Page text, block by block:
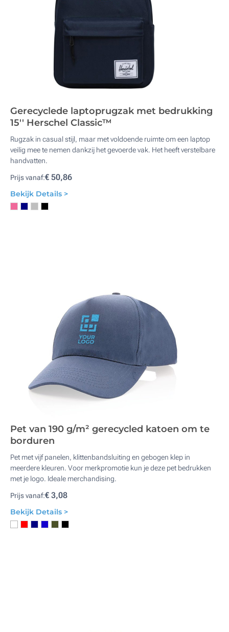
Gerecyclede laptoprugzak met bedrukking
15'' Herschel Classic™
Rugzak in casual stijl, maar met voldoende ruimte om een ​​laptop
veilig mee te nemen dankzij het gevoerde vak. Het heeft verstelbare
handvatten.
Prijs vanaf:€ 50,86
Bekijk Details >
Pet van 190 g/m² gerecycled katoen om te
borduren
Pet met vijf panelen, klittenbandsluiting en gebogen klep in
meerdere kleuren. Voor merkpromotie kun je deze pet bedrukken
met je logo. Ideale merchandising.
Prijs vanaf:€ 3,08
Bekijk Details >